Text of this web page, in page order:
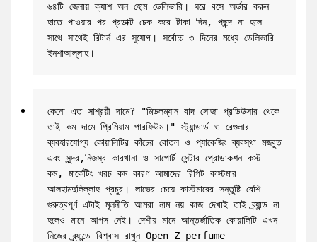
৬৪টি জেলায় ক্যাশ অন হোম ডেলিভারি। ঘরে বসে অর্ডার করুন
হাতে পাওয়ার পর প্রডাক্ট চেক করে টাকা দিন, পছন্দ না হলে
সাথে সাথেই রিটার্ন এর সুযোগ। সর্বোচ্চ ৩ দিনের মধ্যে ডেলিভারি
ইনশাআল্লাহ।
কেনো এত সাশ্রয়ী দামে? "মিডলম্যান বাদ সোজা প্রডিউসার থেকে
তাই কম দামে প্রিমিয়াম পারফিউম।" স্ট্যান্ডার্ড ও রেগুলার
ব্যবহারযোগ্য কোয়ালিটির কাঁচের বোতল ও প্যাকেজিং ব্যবস্থা মজবুত
এবং সুন্দর,নিজস্ব কারখানা ও সাপোর্ট সেন্টার প্রোডাকশন কস্ট
কম, মার্কেটিং খরচ কম কারণ আমাদের রিপিট কাস্টমার
আলহামদুলিল্লাহ প্রচুর। লাভের চেয়ে কাস্টমারের সন্তুষ্টি বেশি
গুরুত্বপূর্ণ এটাই মূলনীতি আমরা নাম নয় কাজ দেখাই তাই ব্র্যান্ড না
হলেও মানে আপস নেই। দেশীয় মানে আন্তর্জাতিক কোয়ালিটি এখন
নিজের ব্র্যান্ডে বিশ্বাস রাখুন Open Z perfume